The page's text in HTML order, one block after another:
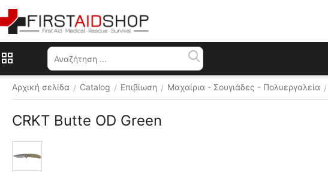
Αρχική σελίδα / Catalog / Επιβίωση / Μαχαίρια - Σουγιάδες - Πολυεργαλεία /
CRKT Butte OD Green
Δωρεάν
αποστολή